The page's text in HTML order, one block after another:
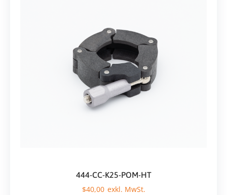
444-CC-K25-POM-HT
$40,00